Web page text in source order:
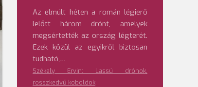
Az elmúlt héten a román légierő
lelőtt három drónt, amelyek
megsértették az ország légterét.
Ezek közül az egyikről biztosan
tudható,…
Székely Ervin: Lassú drónok,
rosszkedvű koboldok